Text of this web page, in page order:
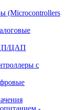
(Microcontrollers
ЦАП
с
-